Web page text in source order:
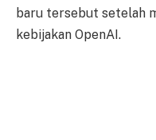
baru tersebut setelah
kebijakan OpenAI.